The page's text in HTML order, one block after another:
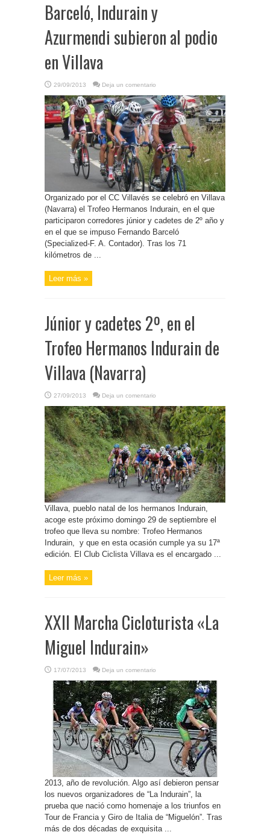
Barceló, Indurain y
Azurmendi subieron al podio
en Villava
29/09/2013 Deja un comentario
Organizado por el CC Villavés se celebró en Villava
(Navarra) el Trofeo Hermanos Indurain, en el que
participaron corredores júnior y cadetes de 2º año y
en el que se impuso Fernando Barceló
(Specialized-F. A. Contador). Tras los 71
kilómetros de ...
Leer más »
Júnior y cadetes 2º, en el
Trofeo Hermanos Indurain de
Villava (Navarra)
27/09/2013 Deja un comentario
Villava, pueblo natal de los hermanos Indurain,
acoge este próximo domingo 29 de septiembre el
trofeo que lleva su nombre: Trofeo Hermanos
Indurain, y que en esta ocasión cumple ya su 17ª
edición. El Club Ciclista Villava es el encargado ...
Leer más »
XXII Marcha Cicloturista «La
Miguel Indurain»
17/07/2013 Deja un comentario
2013, año de revolución. Algo así debieron pensar
los nuevos organizadores de “La Indurain”, la
prueba que nació como homenaje a los triunfos en
Tour de Francia y Giro de Italia de “Miguelón”. Tras
más de dos décadas de exquisita ...